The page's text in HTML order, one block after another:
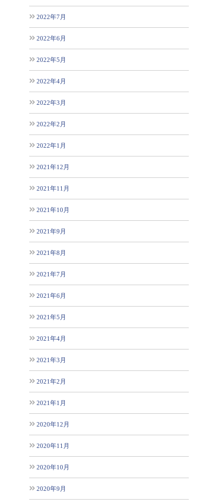
2022年7月
2022年6月
2022年5月
2022年4月
2022年3月
2022年2月
2022年1月
2021年12月
2021年11月
2021年10月
2021年9月
2021年8月
2021年7月
2021年6月
2021年5月
2021年4月
2021年3月
2021年2月
2021年1月
2020年12月
2020年11月
2020年10月
2020年9月